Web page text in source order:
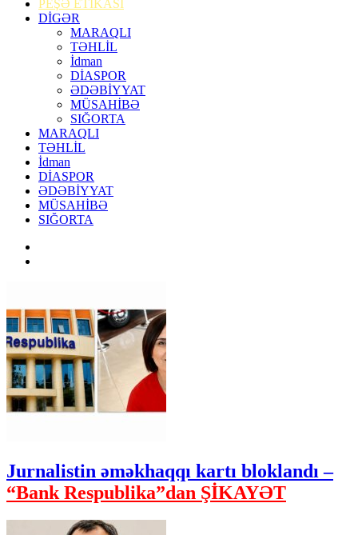
PEŞƏ ETİKASI
DİGƏR
MARAQLI
TƏHLİL
İdman
DİASPOR
ƏDƏBİYYAT
MÜSAHİBƏ
SIĞORTA
MARAQLI
TƏHLİL
İdman
DİASPOR
ƏDƏBİYYAT
MÜSAHİBƏ
SIĞORTA
Jurnalistin əməkhaqqı kartı bloklandı –
“Bank Respublika”dan ŞİKAYƏT